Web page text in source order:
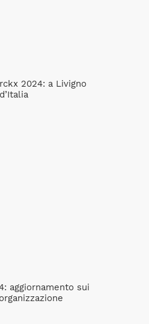
2024: a Livigno
aggiornamento sui